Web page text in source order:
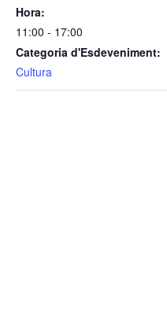
Hora:
11:00 - 17:00
Categoria d'Esdeveniment:
Cultura